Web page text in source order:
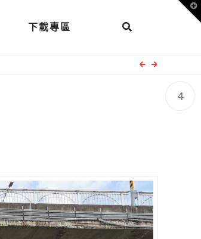
下載專區
4